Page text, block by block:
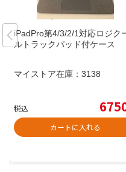
iPadPro第4/3/2/1対応ロジク
ルトラックパッド付ケース
マイストア在庫： 3138
税込
カートに入れる